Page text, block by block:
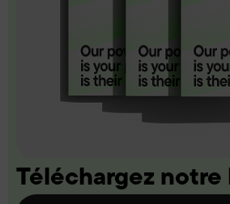
Téléchargez